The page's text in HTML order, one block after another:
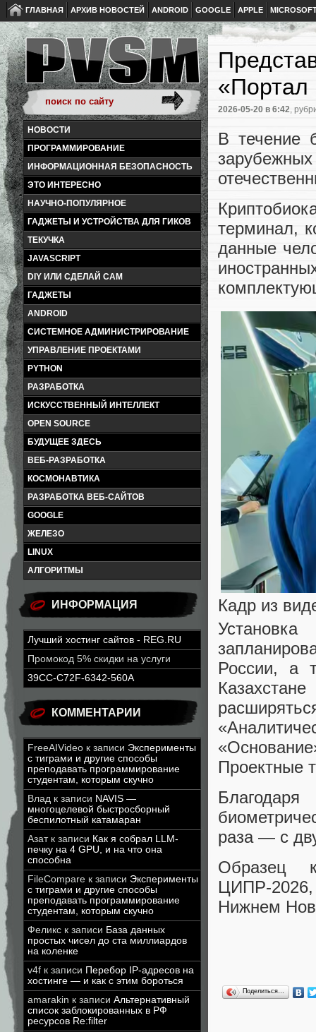
ГЛАВНАЯ АРХИВ НОВОСТЕЙ ANDROID GOOGLE APPLE
НОВОСТИ
ПРОГРАММИРОВАНИЕ
ИНФОРМАЦИОННАЯ БЕЗОПАСНОСТЬ
ЭТО ИНТЕРЕСНО
НАУЧНО-ПОПУЛЯРНОЕ
ГАДЖЕТЫ И УСТРОЙСТВА ДЛЯ ГИКОВ
ТЕКУЧКА
JAVASCRIPT
DIY ИЛИ СДЕЛАЙ САМ
ГАДЖЕТЫ
ANDROID
СИСТЕМНОЕ АДМИНИСТРИРОВАНИЕ
УПРАВЛЕНИЕ ПРОЕКТАМИ
PYTHON
РАЗРАБОТКА
ИСКУССТВЕННЫЙ ИНТЕЛЛЕКТ
OPEN SOURCE
БУДУЩЕЕ ЗДЕСЬ
ВЕБ-РАЗРАБОТКА
КОСМОНАВТИКА
РАЗРАБОТКА ВЕБ-САЙТОВ
GOOGLE
ЖЕЛЕЗО
LINUX
АЛГОРИТМЫ
ИНФОРМАЦИЯ
Лучший хостинг сайтов - REG.RU
Промокод 5% скидки на услуги
39CC-C72F-6342-560A
КОММЕНТАРИИ
FreeAIVideo к записи Эксперименты
с тиграми и другие способы
преподавать программирование
студентам, которым скучно
Влад к записи NAVIS —
многоцелевой быстросборный
беспилотный катамаран
Азатк записи Как я собрал LLM-
печку на 4 GPU, и на что она
способна
FileCompare к записи Эксперименты
с тиграми и другие способы
преподавать программирование
студентам, которым скучно
Феликс к записи База данных
простых чисел до ста миллиардов
на коленке
v4f к записи Перебор IP-адресов на
хостинге — и как с этим бороться
amarakin к записи Альтернативный
список заблокированных в РФ
ресурсов Re:filter
«Портал
2026-05-20 в 6:42,
В течение
терминал,
данные
Кадр из
России, а
Проектные
раза — с
Образец
ЦИПР-
Нижнем
Поделиться…